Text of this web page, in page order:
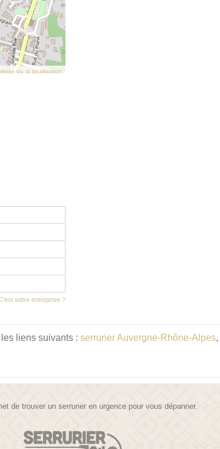
ou la localisation
votre entreprise ?
liens suivants : serrurier Auvergne-Rhône-Alpes,
de trouver un serrurier en urgence pour vous dépanner.